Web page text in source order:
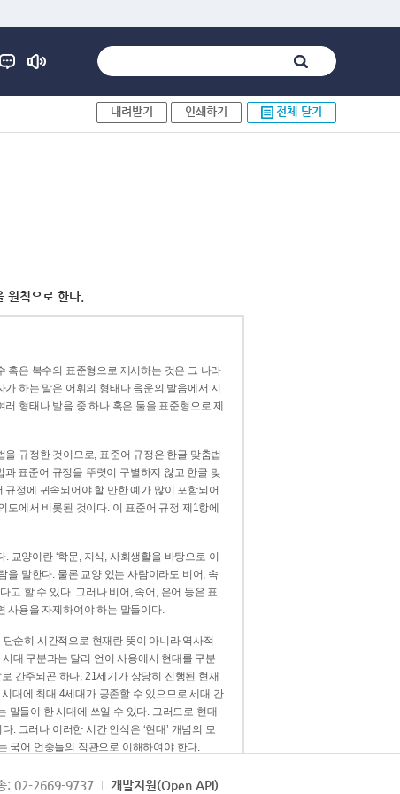
내려받기 인쇄하기 전체 닫기
원칙으로 한다.
혹은 복수의 표준형으로 제시하는 것은 그 나라
하는 말은 어휘의 형태나 음운의 발음에서 지
형태나 발음 중 하나 혹은 둘을 표준형으로 제
규정한 것이므로, 표준어 규정은 한글 맞춤법
표준어 규정을 뚜렷이 구별하지 않고 한글 맞
정에 귀속되어야 할 만한 예가 많이 포함되어
에서 비롯된 것이다. 이 표준어 규정 제1항에
교양이란 ‘학문, 지식, 사회생활을 바탕으로 이
을 말한다. 물론 교양 있는 사람이라도 비어, 속
고 할 수 있다. 그러나 비어, 속어, 은어 등은 표
사용을 자제하여야 하는 말들이다.
순히 시간적으로 현재란 뜻이 아니라 역사적
대 구분과는 달리 언어 사용에서 현대를 구분
간주되곤 하나, 21세기가 상당히 진행된 현재
대에 최대 4세대가 공존할 수 있으므로 세대 간
말들이 한 시대에 쓰일 수 있다. 그러므로 현대
. 그러나 이러한 시간 인식은 ‘현대’ 개념의 모
국어 언중들의 직관으로 이해하여야 한다.
적 성격을 가장 크게 드러내 주는 기준이다.
: 02-2669-9737 개발지원(Open API)